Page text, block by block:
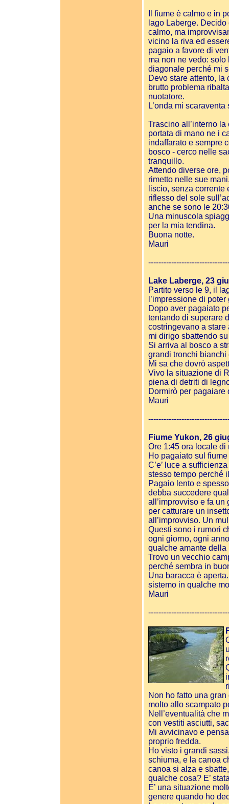
Il fiume è calmo e in
lago Laberge.
calmo, ma
vicino la riva ed
pagaio a favore di
ma non ne vedo: solo
diagonale perché mi
Devo stare attento, la
brutto problema
nuotatore.
L’onda mi
Trascino all’interno
portata di mano ne i
indaffarato e sempre
bosco - cerco nelle
tranquillo.
Attendo diverse ore,
rimetto nelle sue
liscio, senza
riflesso del sole
anche se sono le
Una minuscola
per la mia tendina.
Buona notte.
Mauri
Lake Laberge, 23
Partito verso le 9, il
l’impressione di
Dopo aver pagaiato
tentando di superare
costringevano a
mi dirigo sbattendo
Si arriva al bosco a
grandi tronchi
Mi sa che dovrò
Vivo la situazione di
piena di detriti di
Dormirò per pagaiare
Mauri
Fiume Yukon, 26
Ore 1:45 ora locale di
Ho pagaiato sul
C’e’ luce a
stesso tempo perché
Pagaio lento e
debba succedere
all’improvviso e fa un
per catturare un
all’improvviso. Un
Questi sono i rumori
ogni giorno, ogni
qualche amante della
Trovo un vecchio
perché sembra in
Una baracca è
sistemo in qualche
Mauri
Non ho fatto una
molto allo scampato
Nell’eventualità che
con vestiti asciutti,
Mi avvicinavo e
proprio fredda.
Ho visto i grandi
schiuma, e la canoa
canoa si alza e
qualche cosa? E’
E’ una situazione
genere quando ho